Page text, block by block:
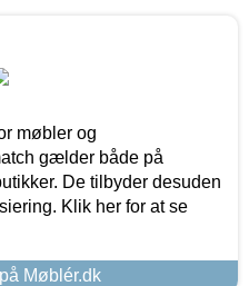
møbler og
gælder både på
De tilbyder desuden
Klik her for at se
Møblér.dk